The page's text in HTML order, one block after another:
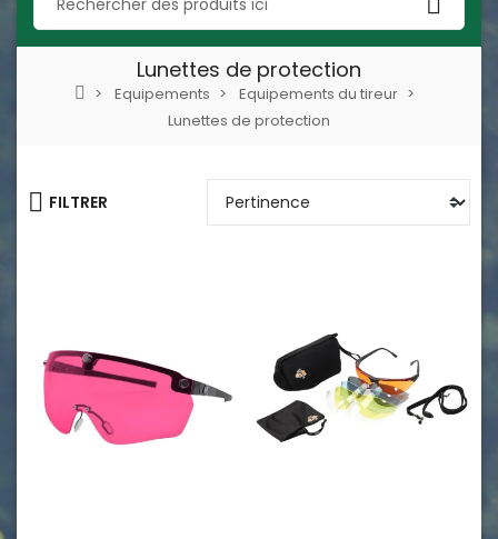
Lunettes de protection
Equipements
Equipements du tireur
Lunettes de protection
FILTRER